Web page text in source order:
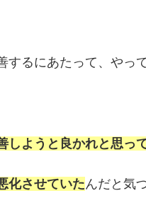
するにあたって、やっ
しようと良かれと思っ
化させていたんだと気